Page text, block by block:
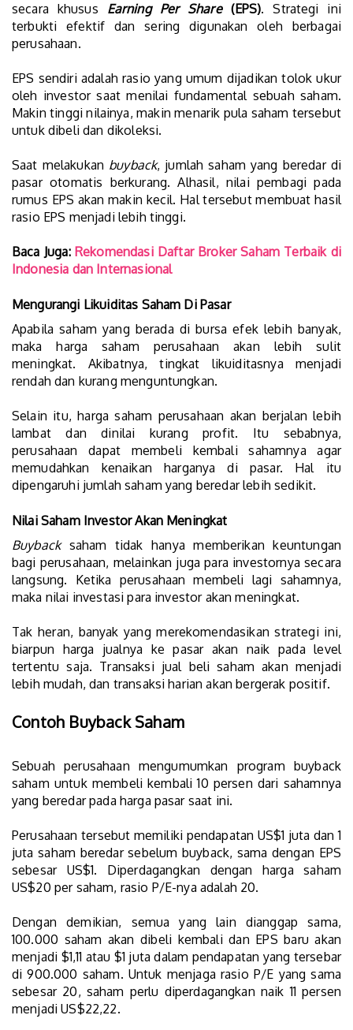
secara khusus Earning Per Share (EPS). Strategi ini
terbukti efektif dan sering digunakan oleh berbagai
perusahaan.
EPS sendiri adalah rasio yang umum dijadikan tolok ukur
oleh investor saat menilai fundamental sebuah saham.
Makin tinggi nilainya, makin menarik pula saham tersebut
untuk dibeli dan dikoleksi.
Saat melakukan buyback, jumlah saham yang beredar di
pasar otomatis berkurang. Alhasil, nilai pembagi pada
rumus EPS akan makin kecil. Hal tersebut membuat hasil
rasio EPS menjadi lebih tinggi.
Baca Juga: Rekomendasi Daftar Broker Saham Terbaik di
Indonesia dan Internasional
Mengurangi Likuiditas Saham Di Pasar
Apabila saham yang berada di bursa efek lebih banyak,
maka harga saham perusahaan akan lebih sulit
meningkat. Akibatnya, tingkat likuiditasnya menjadi
rendah dan kurang menguntungkan.
Selain itu, harga saham perusahaan akan berjalan lebih
lambat dan dinilai kurang profit. Itu sebabnya,
perusahaan dapat membeli kembali sahamnya agar
memudahkan kenaikan harganya di pasar. Hal itu
dipengaruhi jumlah saham yang beredar lebih sedikit.
Nilai Saham Investor Akan Meningkat
Buybacksaham tidak hanya memberikan keuntungan
bagi perusahaan, melainkan juga para investornya secara
langsung. Ketika perusahaan membeli lagi sahamnya,
maka nilai investasi para investor akan meningkat.
Tak heran, banyak yang merekomendasikan strategi ini,
biarpun harga jualnya ke pasar akan naik pada level
tertentu saja. Transaksi jual beli saham akan menjadi
lebih mudah, dan transaksi harian akan bergerak positif.
Contoh Buyback Saham
Sebuah perusahaan mengumumkan program buyback
saham untuk membeli kembali 10 persen dari sahamnya
yang beredar pada harga pasar saat ini.
Perusahaan tersebut memiliki pendapatan US$1 juta dan 1
juta saham beredar sebelum buyback, sama dengan EPS
sebesar US$1. Diperdagangkan dengan harga saham
US$20 per saham, rasio P/E-nya adalah 20.
Dengan demikian, semua yang lain dianggap sama,
100.000 saham akan dibeli kembali dan EPS baru akan
menjadi $1,11 atau $1 juta dalam pendapatan yang tersebar
di 900.000 saham. Untuk menjaga rasio P/E yang sama
sebesar 20, saham perlu diperdagangkan naik 11 persen
menjadi US$22,22.